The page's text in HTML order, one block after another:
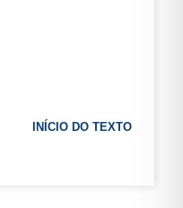
INÍCIO DO TEXTO